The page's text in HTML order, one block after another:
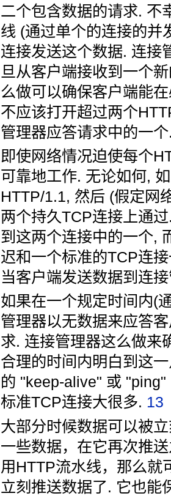
二个包含数据的请求. 不
线 (通过单个的连接的并
连接发送这个数据. 连接
旦从客户端接收到一个
么做可以确保客户端能
不应该打开超过两个
管理器应答请求中的一
即使网络情况迫使每个
可靠地工作. 无论如何,
HTTP/1.1, 然后 (假定网
两个持久TCP连接上通
到这两个连接中的一个,
迟和一个标准的TCP连
当客户端发送数据到连
如果在一个规定时间内(
管理器以无数据来应答
求. 连接管理器这么做来
合理的时间内明白到这
的 "keep-alive" 或
标准TCP连接大很多. 13
大部分时候数据可以被
一些数据，在它再次推
用HTTP流水线，那么就
立刻推送数据了. 它也能